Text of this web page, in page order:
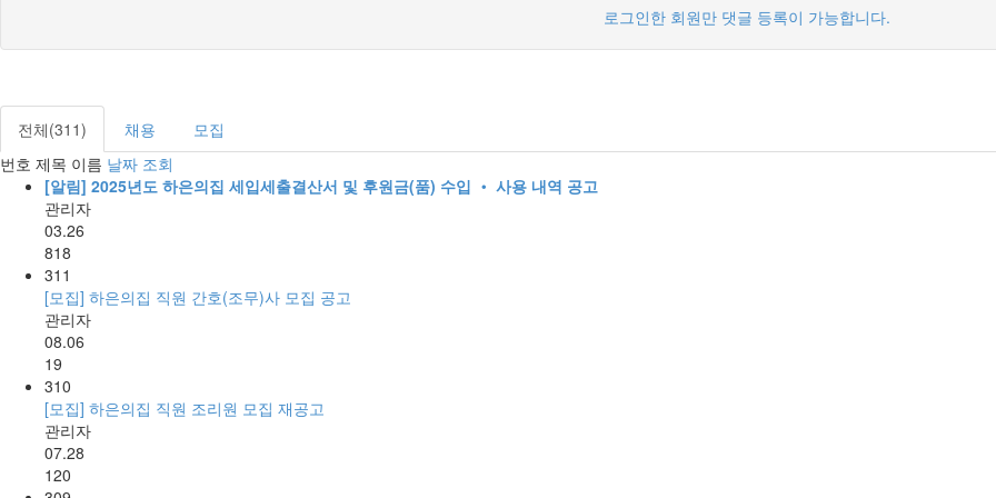
로그인한 회원만 댓글 등록이 가능합니다.
전체(311) 채용
모집
번호 제목 이름 날짜 조회
[알림] 2025년도 하은의집 세입세출결산서 및 후원금(품) 수입 ‧ 사용 내역 공고
관리자
03.26
818
311
[모집] 하은의집 직원 간호(조무)사 모집 공고
관리자
08.06
19
310
[모집] 하은의집 직원 조리원 모집 재공고
관리자
07.28
120